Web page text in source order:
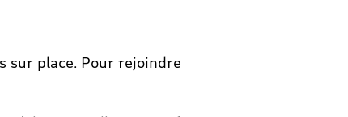
sur place. Pour rejoindre